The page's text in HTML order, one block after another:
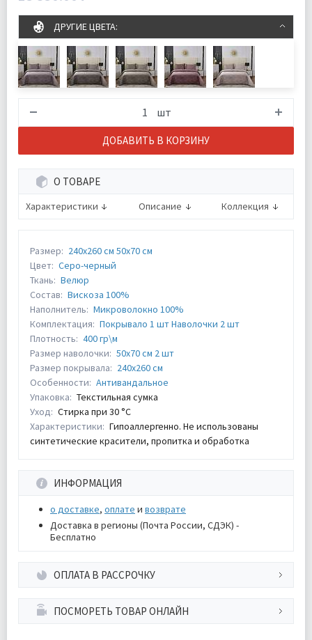
ДРУГИЕ ЦВЕТА:
шт
ДОБАВИТЬ В КОРЗИНУ
О ТОВАРЕ
Характеристики Описание Коллекция
Размер: 240х260 см 50х70 см
Цвет: Серо-черный
Ткань: Велюр
Состав: Вискоза 100%
Наполнитель: Микроволокно 100%
Комплектация: Покрывало 1 шт Наволочки 2 шт
Плотность: 400 гр\м
Размер наволочки: 50х70 см 2 шт
Размер покрывала: 240х260 см
Особенности: Антивандальное
Упаковка: Текстильная сумка
Уход: Стирка при 30 °С
Характеристики: Гипоаллергенно. Не использованы
синтетические красители, пропитка и обработка
ИНФОРМАЦИЯ
о доставке, оплате и возврате
Доставка в регионы (Почта России, СДЭК) -
Бесплатно
ОПЛАТА В РАССРОЧКУ
ПОСМОРЕТЬ ТОВАР ОНЛАЙН